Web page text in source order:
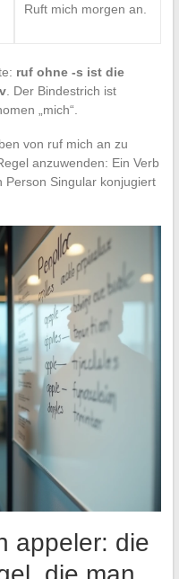
Ruft mich morgen an.
ruf ohne -s ist die
. Der Bindestrich ist
„mich“.
von ruf mich an zu
anzuwenden: Ein Verb
Person Singular konjugiert
appeler: die